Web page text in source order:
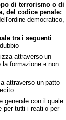
di terrorismo o di
del codice penale:
democratico,
tra i seguenti
attraverso un
formazione e non
attraverso un patto
con il quale
per tutti i reati o per